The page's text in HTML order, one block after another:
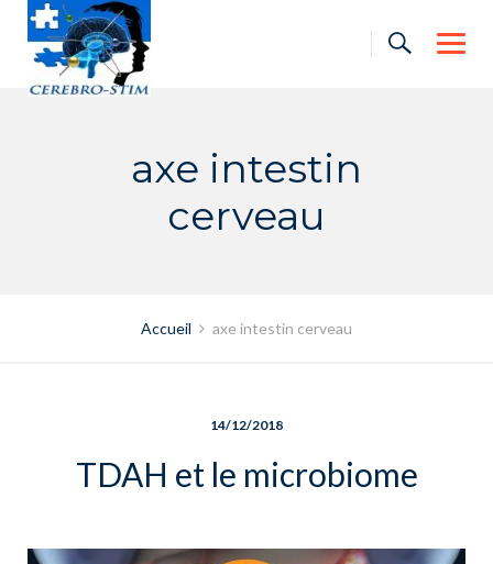
Skip
content
axe intestin
cerveau
Accueil axe intestin cerveau
14/12/2018
TDAH et le microbiome